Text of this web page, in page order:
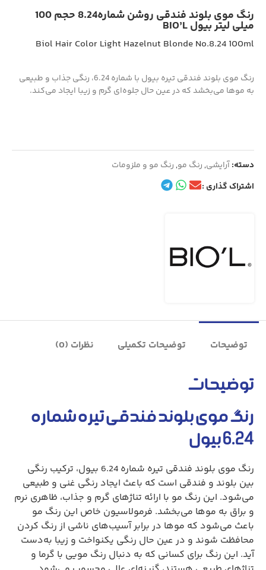
رنگ موی بلوند فندقی روشن شماره8.24 حجم 100
میلی لیتر بیول BIO’L
Biol Hair Color Light Hazelnut Blonde No.8.24 100ml
رنگ موی بلوند فندقی تیره بیول با شماره 6.24، رنگی جذاب و طبیعی
به موها می‌بخشد که در عین حال جلوه‌ای گرم و زیبا ایجاد می‌کند.
دسته:آرایشی,رنگ مو,رنگ مو و ملزومات
اشتراک گذاری :
توضیحات توضیحات تکمیلی نظرات (0)
توضیحات
رنگ موی بلوند فندقی تیره شماره
6.24 بیول
رنگ موی بلوند فندقی تیره شماره 6.24 بیول، ترکیب رنگی
بین بلوند و فندقی است که باعث ایجاد رنگی غنی و طبیعی
می‌شود. این رنگ مو با ارائه تناژهای گرم و جذاب، ظاهری نرم
و براق به موها می‌بخشد. فرمولاسیون خاص این رنگ مو
باعث می‌شود که موها در برابر آسیب‌های ناشی از رنگ کردن
محافظت شوند و در عین حال رنگی یکنواخت و زیبا به‌دست
آید. این رنگ برای کسانی که به دنبال رنگ مویی با گرما و